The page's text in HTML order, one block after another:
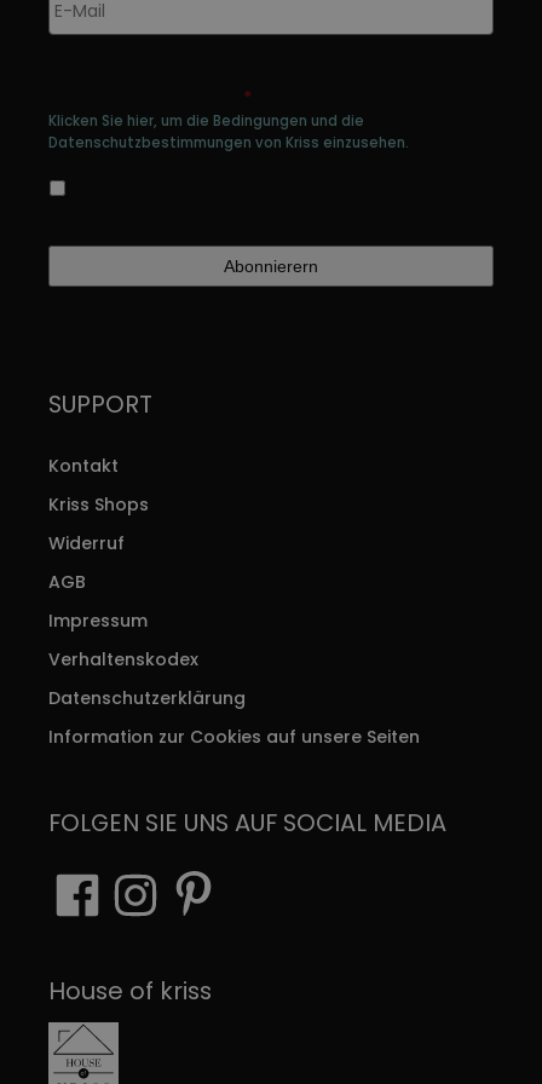
E-
Mail *
*
Klicken Sie hier, um die Bedingungen und die
Datenschutzbestimmungen von Kriss einzusehen.
SUPPORT
Kontakt
Kriss Shops
Widerruf
AGB
Impressum
Verhaltenskodex
Datenschutzerklärung
Information zur Cookies auf unsere Seiten
FOLGEN SIE UNS AUF SOCIAL MEDIA
House of kriss